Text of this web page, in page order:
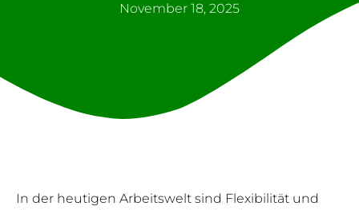
November 18, 2025
In der heutigen Arbeitswelt sind Flexibilität und